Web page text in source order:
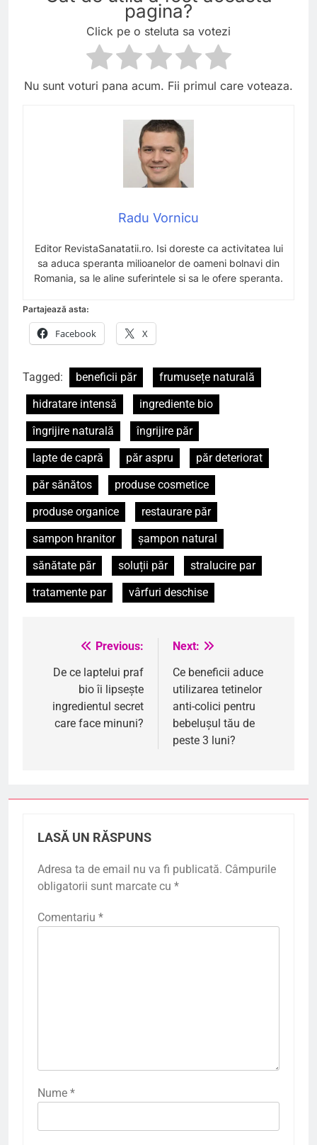
pagina?
Click pe o steluta sa votezi
Nu sunt voturi pana acum. Fii primul care voteaza.
Radu Vornicu
Editor RevistaSanatatii.ro. Isi doreste ca activitatea lui
sa aduca speranta milioanelor de oameni bolnavi din
Romania, sa le aline suferintele si sa le ofere speranta.
Partajează asta:
Facebook X
Tagged: beneficii păr
frumusețe naturală
hidratare intensă
ingrediente bio
îngrijire naturală
îngrijire păr
lapte de capră
păr aspru
păr deteriorat
păr sănătos
produse cosmetice
produse organice
restaurare păr
sampon hranitor
șampon natural
sănătate păr
soluții păr
stralucire par
tratamente par
vârfuri deschise
Navigare
articole
Previous:
De ce laptelui praf
bio îi lipsește
ingredientul secret
care face minuni?
Next:
Ce beneficii aduce
utilizarea tetinelor
anti-colici pentru
bebelușul tău de
peste 3 luni?
LASĂ UN RĂSPUNS
Adresa ta de email nu va fi publicată. Câmpurile
obligatorii sunt marcate cu *
Comentariu *
Nume *